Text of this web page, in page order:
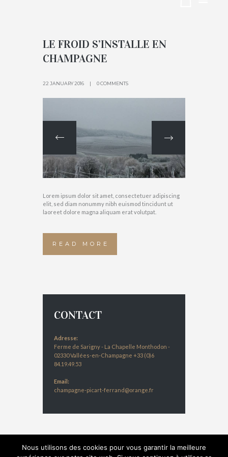
LE FROID S’INSTALLE EN
CHAMPAGNE
22 JANUARY 2016 0 COMMENTS
Lorem ipsum dolor sit amet, consectetuer adipiscing
elit, sed diam nonummy nibh euismod tincidunt ut
laoreet dolore magna aliquam erat volutpat.
READ MORE
CONTACT
Adresse:
Ferme de Sarigny - La Chapelle Monthodon -
02330 Vallées-en-Champagne +33 (0)6
84.19.49.53
Email:
champagne-picart-ferrand@orange.fr
Nous utilisons des cookies pour vous garantir la meilleure